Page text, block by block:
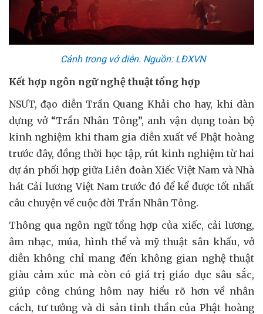
Cảnh trong vở diễn. Nguồn: LĐXVN
Kết hợp ngôn ngữ nghệ thuật tổng hợp
NSƯT, đạo diễn Trần Quang Khải cho hay, khi dàn
dựng vở “Trần Nhân Tông”, anh vận dụng toàn bộ
kinh nghiệm khi tham gia diễn xuất về Phật hoàng
trước đây, đồng thời học tập, rút kinh nghiệm từ hai
dự án phối hợp giữa Liên đoàn Xiếc Việt Nam và Nhà
hát Cải lương Việt Nam trước đó để kể được tốt nhất
câu chuyện về cuộc đời Trần Nhân Tông.
Thông qua ngôn ngữ tổng hợp của xiếc, cải lương,
âm nhạc, múa, hình thể và mỹ thuật sân khấu, vở
diễn không chỉ mang đến không gian nghệ thuật
giàu cảm xúc mà còn có giá trị giáo dục sâu sắc,
giúp công chúng hôm nay hiểu rõ hơn về nhân
cách, tư tưởng và di sản tinh thần của Phật hoàng